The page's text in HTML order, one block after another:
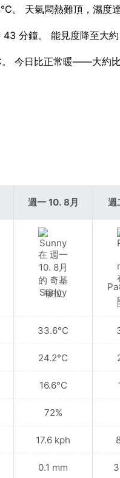
。 天氣悶熱難頂，濕度
分鐘。 能見度降至大
。 今日比正常暖——大約
週一 10. 8月
Sunny
33.6°C
24.2°C
16.6°C
72%
17.6 kph
0.1 mm
週